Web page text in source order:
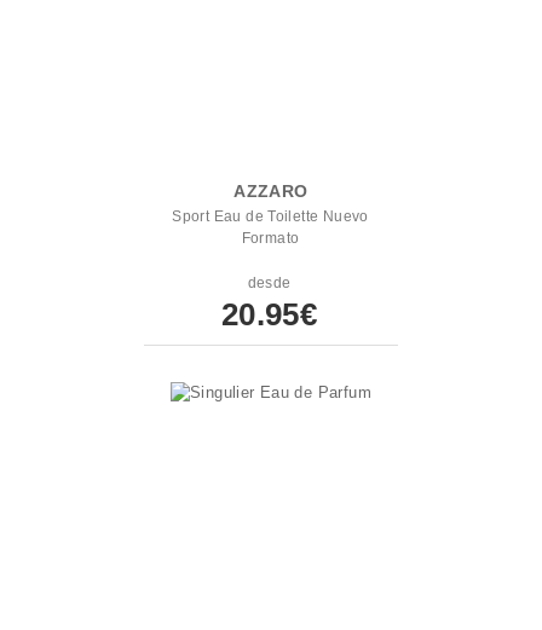
AZZARO
Sport Eau de Toilette Nuevo
Formato
desde
20.95€